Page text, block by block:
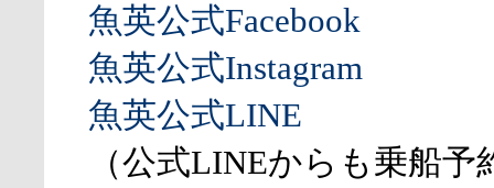
魚英公式Facebook
魚英公式Instagram
魚英公式LINE
（公式LINEからも乗船予